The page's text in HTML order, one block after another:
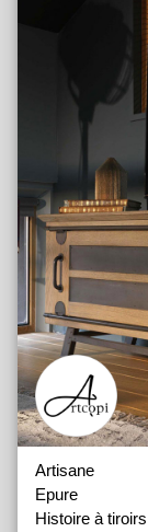
Artisane
Epure
Histoire à tiroirs